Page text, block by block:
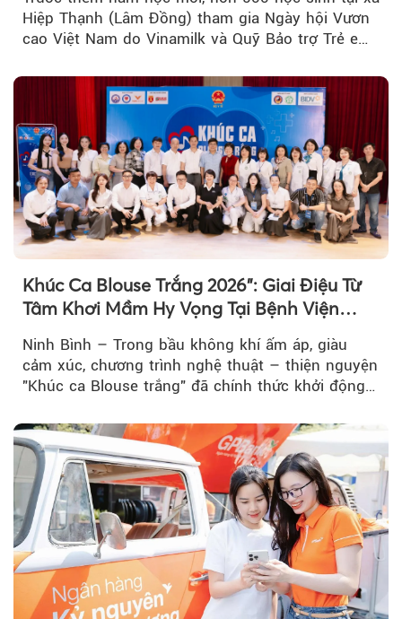
Hiệp Thạnh (Lâm Đồng) tham gia Ngày hội Vươn
cao Việt Nam do Vinamilk và Quỹ Bảo trợ Trẻ em
Khúc Ca Blouse Trắng 2026": Giai Điệu Từ
Tâm Khơi Mầm Hy Vọng Tại Bệnh Viện
Bạch Mai Cơ Sở Ninh Bình
Ninh Bình – Trong bầu không khí ấm áp, giàu
cảm xúc, chương trình nghệ thuật – thiện nguyện
"Khúc ca Blouse trắng" đã chính thức khởi động